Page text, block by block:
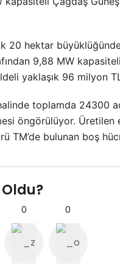
20 hektar
9,88 MW
yaklaşık 96 milyon
toplamda 24300
öngörülüyor. Üretilen
TM’de bulunan boş
0 0